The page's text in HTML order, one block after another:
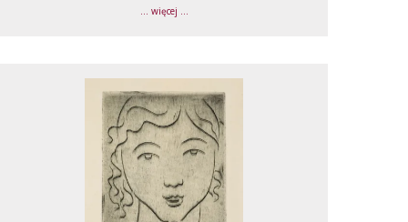
... więcej ...